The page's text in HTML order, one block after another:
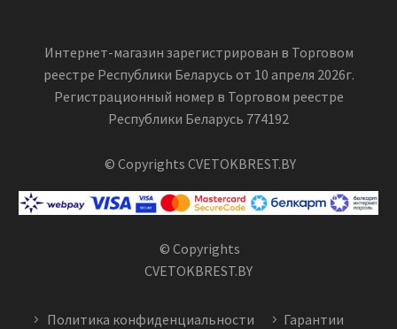
Интернет-магазин зарегистрирован в Торговом
реестре Республики Беларусь от 10 апреля 2026г.
Регистрационный номер в Торговом реестре
Республики Беларусь 774192
© Copyrights CVETOKBREST.BY
© Copyrights
CVETOKBREST.BY
Политика конфиденциальности
Гарантии